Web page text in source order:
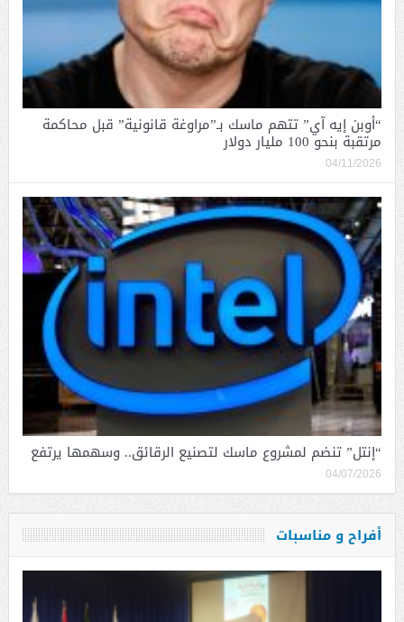
“أوبن إيه آي” تتهم ماسك بـ”مراوغة قانونية” قبل محاكمة
مرتقبة بنحو 100 مليار دولار
04/11/2026
“إنتل” تنضم لمشروع ماسك لتصنيع الرقائق.. وسهمها يرتفع
04/07/2026
أفراح و مناسبات